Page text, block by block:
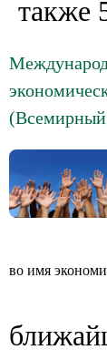
также
(Всемирный
во имя